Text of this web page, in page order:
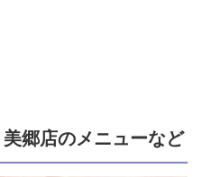
郷店のメニューなど